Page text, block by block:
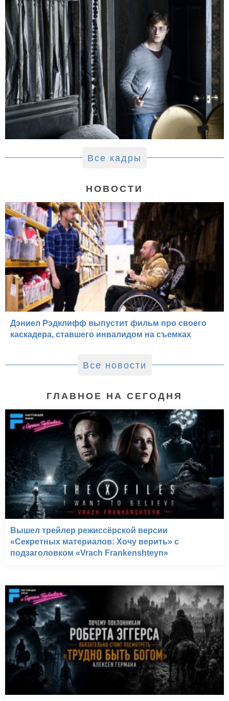
Все кадры
НОВОСТИ
Дэниел Рэдклифф выпустит фильм про своего
каскадера, ставшего инвалидом на съемках
Все новости
ГЛАВНОЕ НА СЕГОДНЯ
Вышел трейлер режиссёрской версии
«Секретных материалов: Хочу верить» с
подзаголовком «Vrach Frankenshteyn»